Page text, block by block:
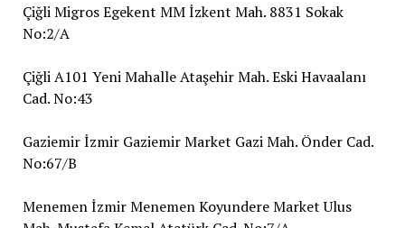
Çiğli Migros Egekent MM İzkent Mah. 8831 Sokak
No:2/A
Çiğli A101 Yeni Mahalle Ataşehir Mah. Eski Havaalanı
Cad. No:43
Gaziemir İzmir Gaziemir Market Gazi Mah. Önder Cad.
No:67/B
Menemen İzmir Menemen Koyundere Market Ulus